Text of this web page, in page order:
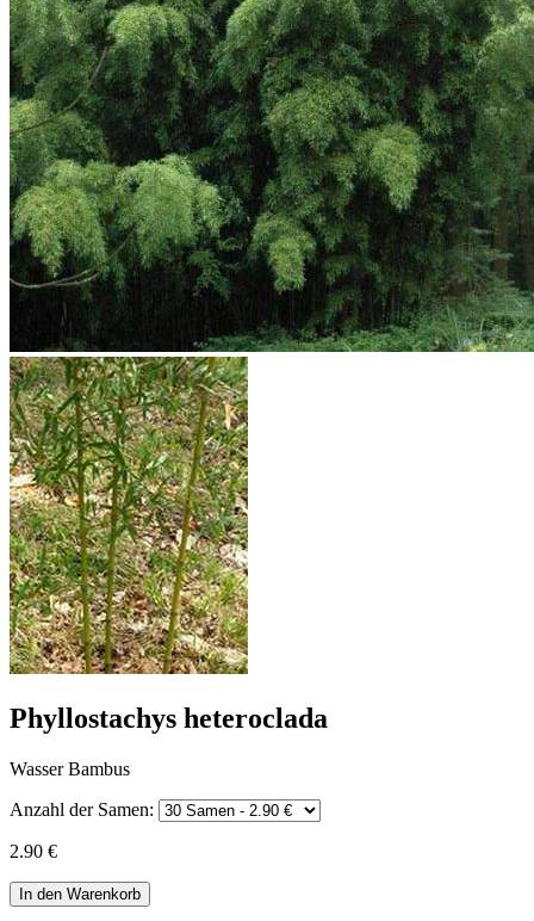
Phyllostachys heteroclada
Wasser Bambus
Anzahl der Samen:
2.90 €
In den Warenkorb